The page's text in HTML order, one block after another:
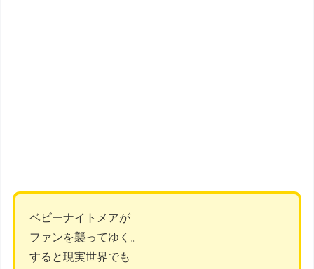
ベビーナイトメアが
ファンを襲ってゆく。
すると現実世界でも